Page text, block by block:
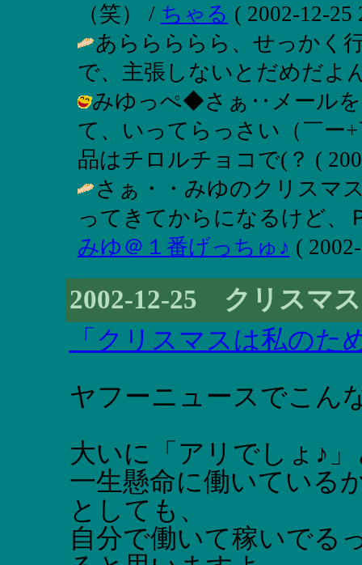
（笑） / ちゃる ( 2002-12-25
あららららら、せっかく
で、主張しないとだめだよ
みゆっぺ◆さぁ‥メールを
て、いってらっさい（￣ー
品はチロルチョコで(？ (
さぁ・・みゆのクリスマ
ってきてからになるけど、
みゆ＠１番げっちゅ♪ (
2002-12-25 クリスマ
「クリスマスは私のた
ヤフーニュースでこん
大いに「アリでしょ♪
一生懸命に働いている
としても、
自分で働いて稼いでる